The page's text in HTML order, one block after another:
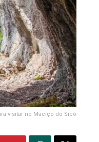
visitar no Maciço do Sicó